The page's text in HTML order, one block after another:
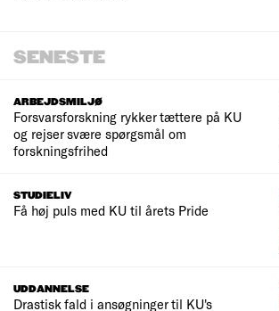
SENESTE
ARBEJDSMILJØ
Forsvarsforskning rykker tættere på KU
og rejser svære spørgsmål om
forskningsfrihed
STUDIELIV
Få høj puls med KU til årets Pride
UDDANNELSE
Drastisk fald i ansøgninger til KU's